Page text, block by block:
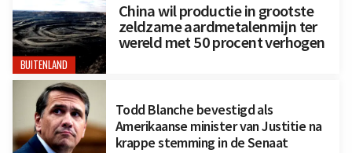
BUITENLAND
China wil productie in grootste
zeldzame aardmetalenmijn ter
wereld met 50 procent verhogen
Todd Blanche bevestigd als
Amerikaanse minister van Justitie na
krappe stemming in de Senaat